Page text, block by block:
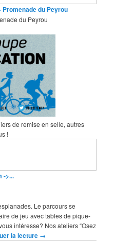
Promenade du Peyrou
du Peyrou
de remise en selle, autres
!
->...
Le parcours se
de jeu avec tables de pique-
intéresse? Nos ateliers “Osez
la lecture →